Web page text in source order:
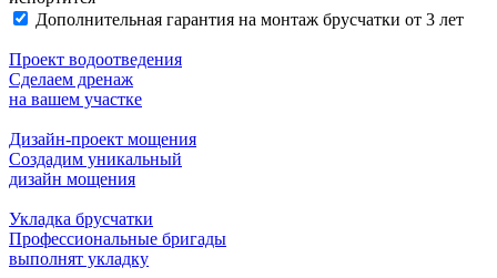
Дополнительная гарантия на монтаж брусчатки от 3 лет
Проект водоотведения
Сделаем дренаж
на вашем участке
Дизайн-проект мощения
Создадим уникальный
дизайн мощения
Укладка брусчатки
Профессиональные бригады
выполнят укладку